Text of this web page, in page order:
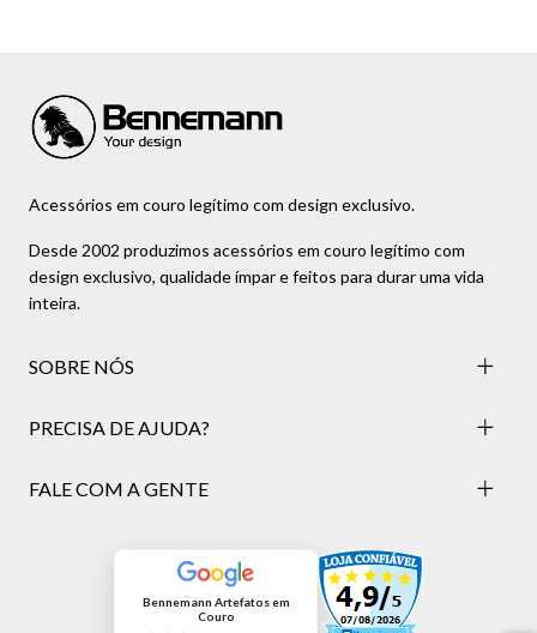
Acessórios em couro legítimo com design exclusivo.
Desde 2002 produzimos acessórios em couro legítimo com
design exclusivo, qualidade ímpar e feitos para durar uma vida
inteira.
SOBRE NÓS
PRECISA DE AJUDA?
FALE COM A GENTE
Bennemann Artefatos em
Couro